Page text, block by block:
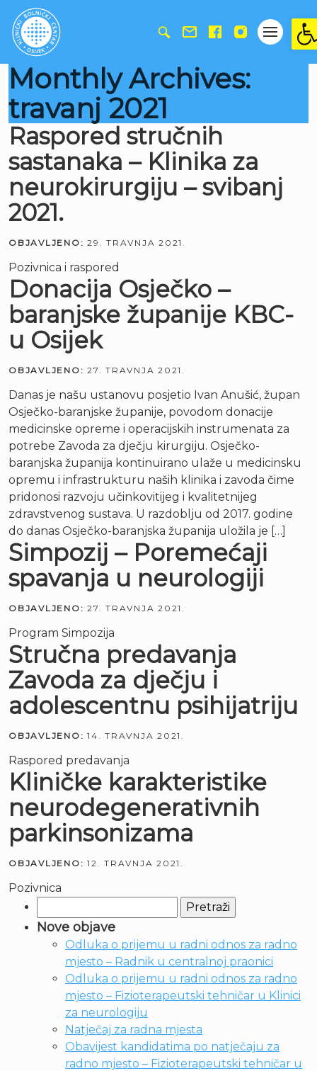
Monthly Archives:
travanj 2021
Raspored stručnih
sastanaka – Klinika za
neurokirurgiju – svibanj
2021.
OBJAVLJENO: 29. TRAVNJA 2021.
Pozivnica i raspored
Donacija Osječko –
baranjske županije KBC-
u Osijek
OBJAVLJENO: 27. TRAVNJA 2021.
Danas je našu ustanovu posjetio Ivan Anušić, župan
Osječko-baranjske županije, povodom donacije
medicinske opreme i operacijskih instrumenata za
potrebe Zavoda za dječju kirurgiju. Osječko-
baranjska županija kontinuirano ulaže u medicinsku
opremu i infrastrukturu naših klinika i zavoda čime
pridonosi razvoju učinkovitijeg i kvalitetnijeg
zdravstvenog sustava. U razdoblju od 2017. godine
do danas Osječko-baranjska županija uložila je […]
Simpozij – Poremećaji
spavanja u neurologiji
OBJAVLJENO: 27. TRAVNJA 2021.
Program Simpozija
Stručna predavanja
Zavoda za dječju i
adolescentnu psihijatriju
OBJAVLJENO: 14. TRAVNJA 2021.
Raspored predavanja
Kliničke karakteristike
neurodegenerativnih
parkinsonizama
OBJAVLJENO: 12. TRAVNJA 2021.
Pozivnica
Nove objave
Odluka o prijemu u radni odnos za radno
mjesto – Radnik u centralnoj praonici
Odluka o prijemu u radni odnos za radno
mjesto – Fizioterapeutski tehničar u Klinici
za neurologiju
Natječaj za radna mjesta
Obavijest kandidatima po natječaju za
radno mjesto – Fizioterapeutski tehničar u